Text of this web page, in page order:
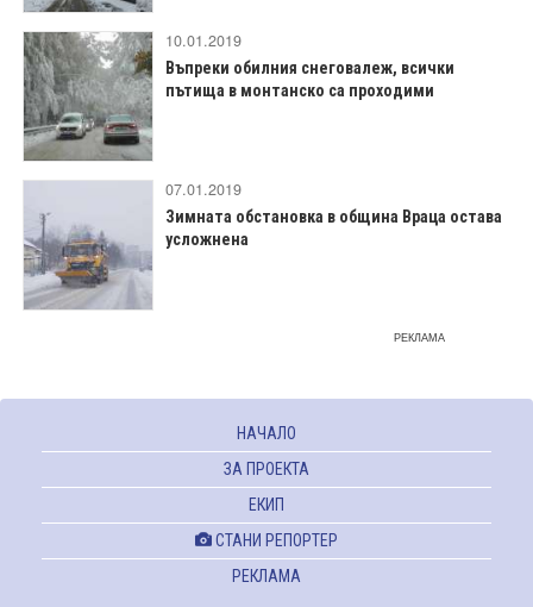
10.01.2019
Въпреки обилния снеговалеж, всички
пътища в монтанско са проходими
07.01.2019
Зимната обстановка в община Враца остава
усложнена
РЕКЛАМА
НАЧАЛО
ЗА ПРОЕКТА
ЕКИП
СТАНИ РЕПОРТЕР
РЕКЛАМА